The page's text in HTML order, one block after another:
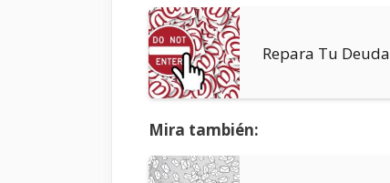
Repara Tu Deuda
Mira también: